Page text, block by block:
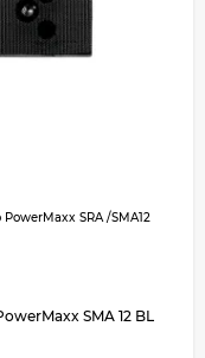
SRA /SMA12
SMA 12 BL